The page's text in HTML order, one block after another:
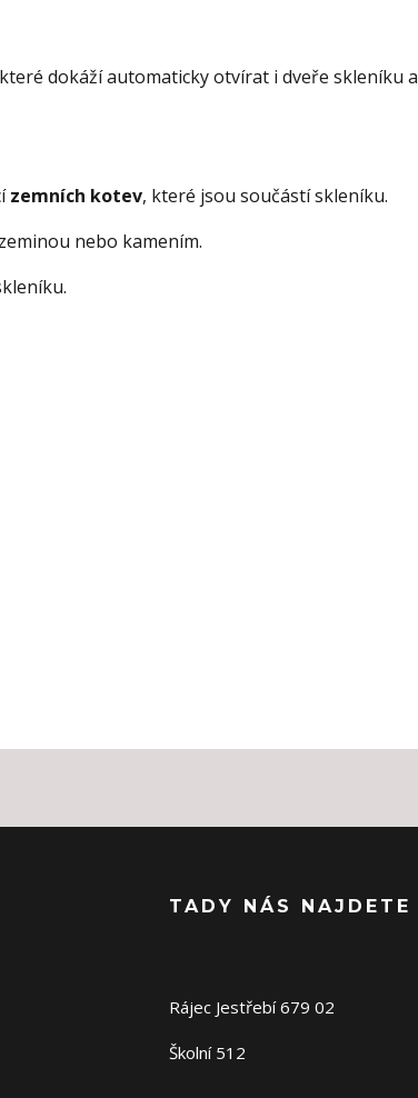
dokáží automaticky otvírat i dveře skleníku
zemních kotev, které jsou součástí skleníku.
nebo kamením.
TADY NÁS NAJDETE
Rájec Jestřebí 679 02
Školní 512